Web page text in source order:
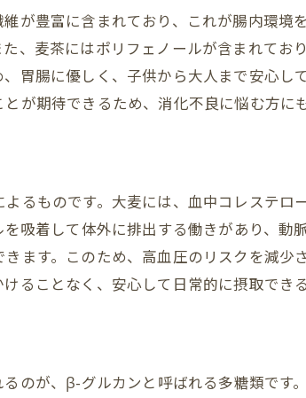
つ理由
選択肢
活かす
麦茶の成分
する麦茶の魅力
られる健康効果
役立つ
理由
チャージ
が豊富に含まれており、これが腸内環境
、麦茶にはポリフェノールが含まれてお
胃腸に優しく、子供から大人まで安心し
が期待できるため、消化不良に悩む方に
るものです。大麦には、血中コレステロ
吸着して体外に排出する働きがあり、動
ます。このため、高血圧のリスクを減少
ることなく、安心して日常的に摂取でき
のが、β-グルカンと呼ばれる多糖類です